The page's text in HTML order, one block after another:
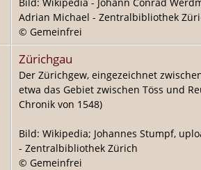
Adrian Michael - Zentralbibliothek
© Gemeinfrei
Zürichgau
Der Zürichgew, eingezeichnet
etwa das Gebiet zwischen Töss und
Chronik von 1548)
Bild: Wikipedia; Johannes Stumpf,
- Zentralbibliothek Zürich
© Gemeinfrei